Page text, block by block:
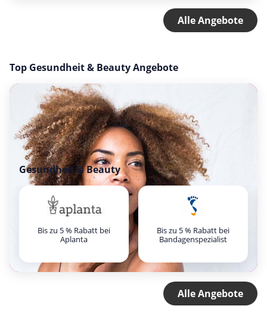
Alle Angebote
Top Gesundheit & Beauty Angebote
Gesundheit & Beauty
Bis zu 5 % Rabatt bei
Aplanta
Bis zu 5 % Rabatt bei
Bandagenspezialist
Alle Angebote